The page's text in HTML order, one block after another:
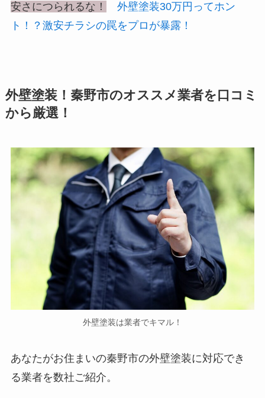
安さにつられるな！
外壁塗装30万円ってホン
ト！？激安チラシの罠をプロが暴露！
外壁塗装！秦野市のオススメ業者を口コミ
から厳選！
外壁塗装は業者でキマル！
あなたがお住まいの秦野市の外壁塗装に対応でき
る業者を数社ご紹介。